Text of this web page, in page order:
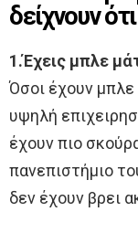
δείχνουν
1.Έχεις μπλε
Όσοι έχουν μπλε
υψηλή
έχουν πιο
πανεπιστήμιο
δεν έχουν βρει